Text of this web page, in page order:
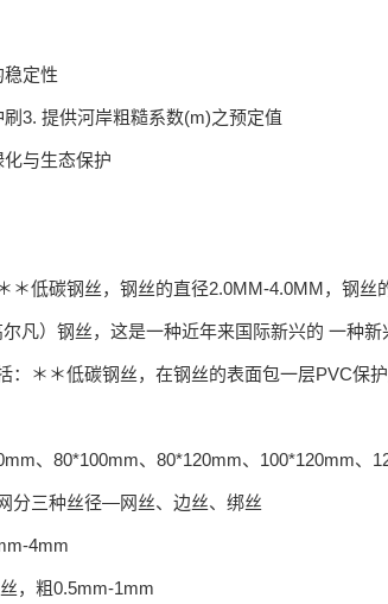
稳定性
3. 提供河岸粗糙系数(m)之预定值
与生态保护
＊低碳钢丝，钢丝的直径2.0MM-4.0MM，钢
凡）钢丝，这是一种近年来国际新兴的 一种
：＊＊低碳钢丝，在钢丝的表面包一层PVC
、80*100mm、80*120mm、100*120mm
分三种丝径—网丝、边丝、绑丝
4mm
，粗0.5mm-1mm